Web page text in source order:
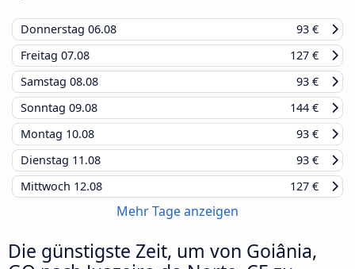
Donnerstag 06.08
93 €
Freitag 07.08
127 €
Samstag 08.08
93 €
Sonntag 09.08
144 €
Montag 10.08
93 €
Dienstag 11.08
93 €
Mittwoch 12.08 127 €
Mehr Tage anzeigen
Die günstigste Zeit, um von Goiânia,